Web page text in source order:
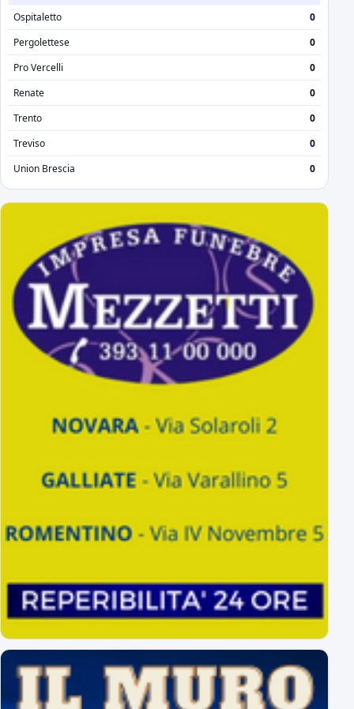
Ospitaletto
0
Pergolettese
0
Pro Vercelli
0
Renate
0
Trento
0
Treviso
0
Union Brescia
0